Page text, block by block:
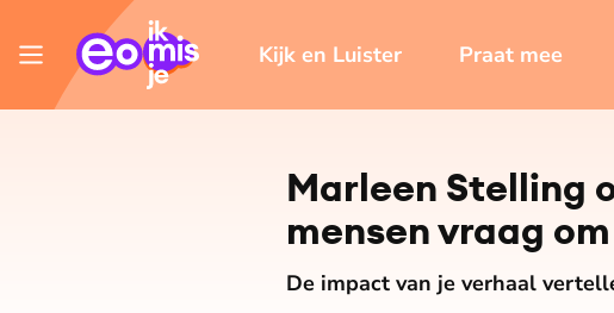
Kijk en Luister Praat mee
Marleen Stelling
mensen vraag
De impact van je verhaal